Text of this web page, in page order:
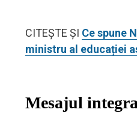
CITEȘTE ȘI Ce spune
ministru al educației
Mesajul